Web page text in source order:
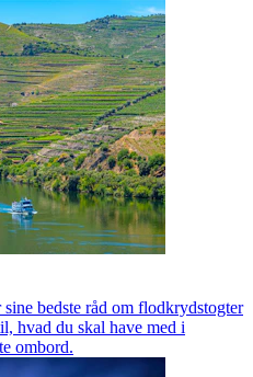
bedste råd om flodkrydstogter
hvad du skal have med i
ombord.